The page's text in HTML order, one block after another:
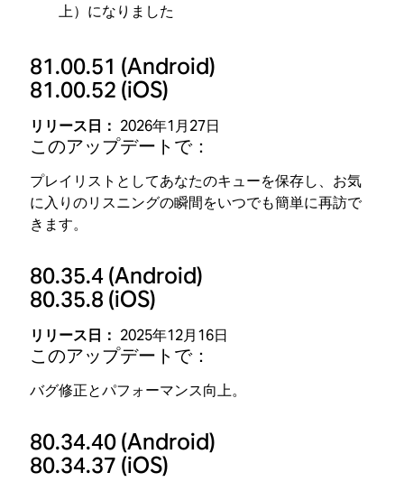
上）になりました
81.00.51 (Android)
81.00.52 (iOS)
リリース日： 2026年1月27日
このアップデートで：
プレイリストとしてあなたのキューを保存し、お気
に入りのリスニングの瞬間をいつでも簡単に再訪で
きます。
80.35.4(Android)
80.35.8 (iOS)
リリース日： 2025年12月16日
このアップデートで：
バグ修正とパフォーマンス向上。
80.34.40(Android)
80.34.37 (iOS)